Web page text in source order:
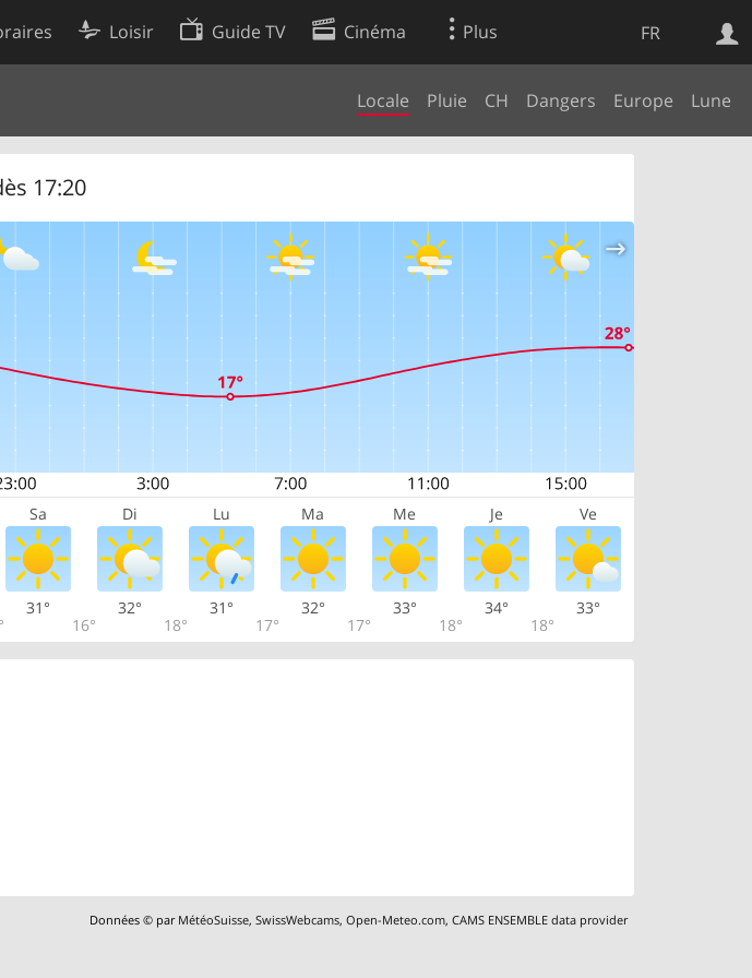
FR
Loisir Guide TV Cinéma Plus
Locale Pluie CH Dangers Europe Lune
17:20
Sa Di Lu Ma Me Je Ve
31°
16°
32°
18°
31°
17°
32°
17°
33°
18°
34°
18°
33°
Données © par MétéoSuisse,SwissWebcams,Open-Meteo.com,CAMS ENSEMBLE data provider
Web
Préférences de cookies